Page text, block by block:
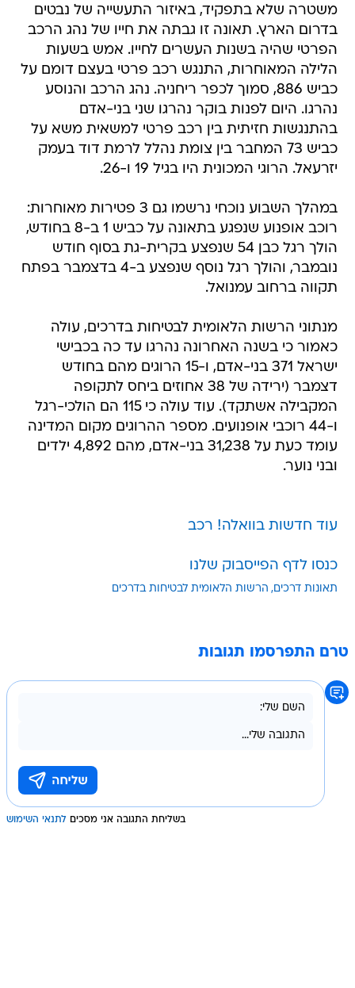
משטרה שלא בתפקיד, באיזור התעשייה של נבטים
בדרום הארץ. תאונה זו גבתה את חייו של נהג הרכב
הפרטי שהיה בשנות העשרים לחייו. אמש בשעות
הלילה המאוחרות, התנגש רכב פרטי בעצם דומם על
כביש 886, סמוך לכפר ריחניה. נהג הרכב והנוסע
נהרגו. היום לפנות בוקר נהרגו שני בני-אדם
בהתנגשות חזיתית בין רכב פרטי למשאית משא על
כביש 73 המחבר בין צומת נהלל לרמת דוד בעמק
יזרעאל. הרוגי המכונית היו בגיל 19 ו-26.
במהלך השבוע נוכחי נרשמו גם 3 פטירות מאוחרות:
רוכב אופנוע שנפגע בתאונה על כביש 1 ב-8 בחודש,
הולך רגל כבן 54 שנפצע בקרית-גת בסוף חודש
נובמבר, והולך רגל נוסף שנפצע ב-4 בדצמבר בפתח
תקווה ברחוב עמנואל.
מנתוני הרשות הלאומית לבטיחות בדרכים, עולה
כאמור כי בשנה האחרונה נהרגו עד כה בכבישי
ישראל 371 בני-אדם, ו-15 הרוגים מהם בחודש
דצמבר (ירידה של 38 אחוזים ביחס לתקופה
המקבילה אשתקד). עוד עולה כי 115 הם הולכי-רגל
ו-44 רוכבי אופנועים. מספר ההרוגים מקום המדינה
עומד כעת על 31,238 בני-אדם, מהם 4,892 ילדים
ובני נוער.
עוד חדשות בוואלה! רכב
כנסו לדף הפייסבוק שלנו
תאונות דרכים הרשות הלאומית לבטיחות בדרכים
טרם התפרסמו תגובות
בשליחת התגובה אני מסכים לתנאי השימוש